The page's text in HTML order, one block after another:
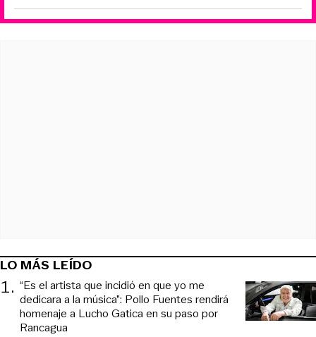
LO MÁS LEÍDO
1. “Es el artista que incidió en que yo me
dedicara a la música”: Pollo Fuentes rendirá
homenaje a Lucho Gatica en su paso por
Rancagua